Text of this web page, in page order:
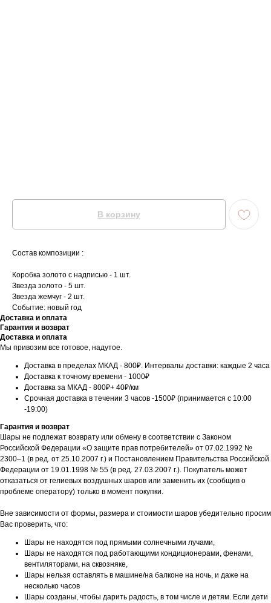
В корзину
Состав композиции :
Коробка золото с надписью - 1 шт.
Звезда золото - 5 шт.
Звезда жемчуг - 2 шт.
Событие: новый год
Доставка и оплата
Гарантия и возврат
Доставка и оплата
Мы привозим все готовое, надутое.
Доставка в пределах МКАД - 800₽. Интервалы доставки: каждые 2 часа
Доставка к точному времени - 1000₽
Доставка за МКАД - 800₽+ 40₽/км
Срочная доставка в течении 3 часов -1500₽ (принимается с 10:00
-19:00)
Гарантия и возврат
Шары не подлежат возврату или обмену в соответствии с Законом
Российской Федерации «О защите прав потребителей» от 07.02.1992 №
2300–1 (в ред. от 25.10.2007 г.) и Постановлением Правительства Российской
Федерации от 19.01.1998 № 55 (в ред. 27.03.2007 г.). Покупатель может
отказаться от гелиевых воздушных шаров или заменить их (сообщив о
проблеме оператору) только в момент покупки.
Вне зависимости от формы, размера и стоимости шаров убедительно просим
Вас проверить, что:
Шары не находятся под прямыми солнечными лучами,
Шары не находятся под работающими кондиционерами, фенами,
вентиляторами, на сквозняке,
Шары нельзя оставлять в машине/на балконе на ночь, и даже на
несколько часов
Шары созданы, чтобы дарить радость, в том числе и детям. Если дети